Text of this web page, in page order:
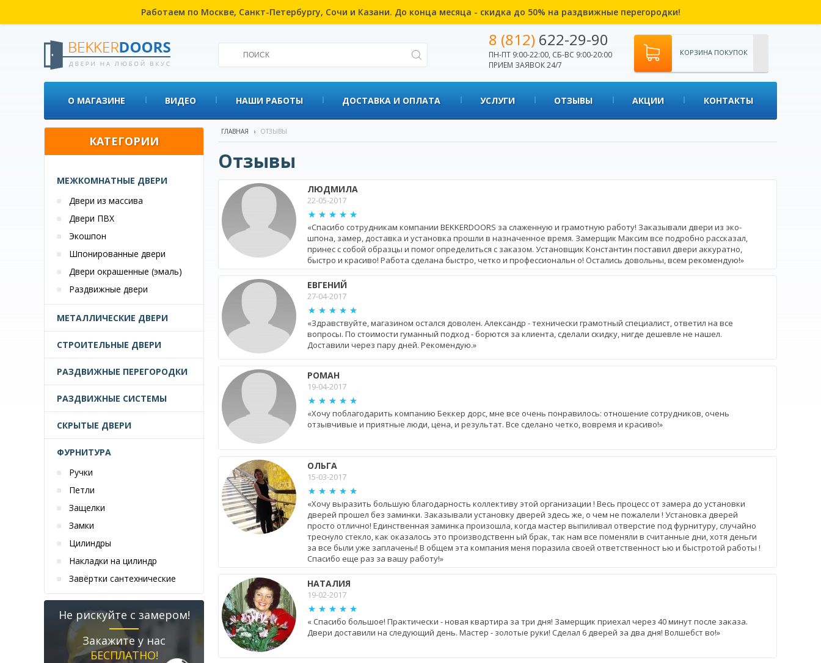
Работаем по Москве, Санкт-Петербургу, Сочи и Казани. До конца месяца - скидка до 50% на раздвижные перегородки!
8 (812) 622-29-90
ПН-ПТ 9:00-22:00, СБ-ВС 9:00-20:00
ПРИЕМ ЗАЯВОК 24/7
КОРЗИНА ПОКУПОК
О МАГАЗИНЕ ВИДЕО НАШИ РАБОТЫ ДОСТАВКА И ОПЛАТА УСЛУГИ ОТЗЫВЫ АКЦИИ КОНТАКТЫ
КАТЕГОРИИ
МЕЖКОМНАТНЫЕ ДВЕРИ
Двери из массива
Двери ПВХ
Экошпон
Шпонированные двери
Двери окрашенные (эмаль)
Раздвижные двери
МЕТАЛЛИЧЕСКИЕ ДВЕРИ
СТРОИТЕЛЬНЫЕ ДВЕРИ
РАЗДВИЖНЫЕ ПЕРЕГОРОДКИ
РАЗДВИЖНЫЕ СИСТЕМЫ
СКРЫТЫЕ ДВЕРИ
ФУРНИТУРА
Ручки
Петли
Защелки
Замки
Цилиндры
Накладки на цилиндр
Завёртки сантехнические
Не рискуйте с замером!
Закажите у нас
БЕСПЛАТНО!
ГЛАВНАЯ › ОТЗЫВЫ
Отзывы
ЛЮДМИЛА
22-05-2017
«Спасибо сотрудникам компании BEKKERDOORS за слаженную и грамотную работу! Заказывали двери из эко-
шпона, замер, доставка и установка прошли в назначенное время. Замерщик Максим все подробно рассказал,
принес с собой образцы и помог определиться с заказом. Установщик Константин поставил двери аккуратно,
быстро и красиво! Работа сделана быстро, четко и профессиональн о! Остались довольны, всем рекомендую!»
ЕВГЕНИЙ
27-04-2017
«Здравствуйте, магазином остался доволен. Александр - технически грамотный специалист, ответил на все
вопросы. По стоимости гуманный подход - борются за клиента, сделали скидку, нигде дешевле не нашел.
Доставили через пару дней. Рекомендую.»
РОМАН
19-04-2017
«Хочу поблагодарить компанию Беккер дорс, мне все очень понравилось: отношение сотрудников, очень
отзывчивые и приятные люди, цена, и результат. Все сделано четко, вовремя и красиво!»
ОЛЬГА
15-03-2017
«Хочу выразить большую благодарность коллективу этой организации ! Весь процесс от замера до установки
дверей прошел без заминки. Заказывали установку дверей здесь же, о чем не пожалели ! Установка дверей
просто отлично! Единственная заминка произошла, когда мастер выпиливал отверстие под фурнитуру, случайно
треснуло стекло, как оказалось это производственн ый брак, так нам все поменяли в считанные дни, хотя деньги
за все были уже заплачены! В общем эта компания меня поразила своей ответственност ью и быстротой работы !
Спасибо еще раз за вашу работу!»
НАТАЛИЯ
19-02-2017
« Спасибо большое! Практически - новая квартира за три дня! Замерщик приехал через 40 минут после заказа.
Двери доставили на следующий день. Мастер - золотые руки! Сделал 6 дверей за два дня! Волшебст во!»